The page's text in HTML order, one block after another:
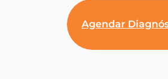
Agendar